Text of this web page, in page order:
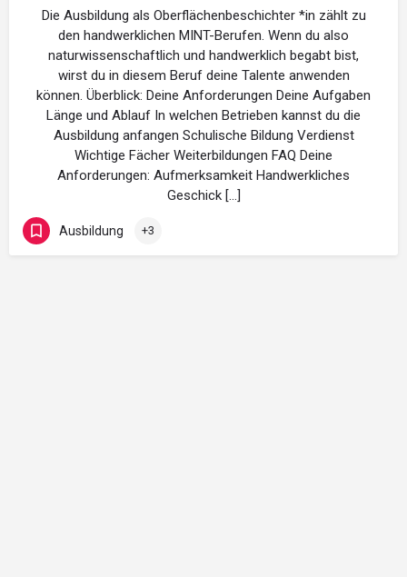
Die Ausbildung als Oberflächenbeschichter *in zählt zu
den handwerklichen MINT-Berufen. Wenn du also
naturwissenschaftlich und handwerklich begabt bist,
wirst du in diesem Beruf deine Talente anwenden
können. Überblick: Deine Anforderungen Deine Aufgaben
Länge und Ablauf In welchen Betrieben kannst du die
Ausbildung anfangen Schulische Bildung Verdienst
Wichtige Fächer Weiterbildungen FAQ Deine
Anforderungen: Aufmerksamkeit Handwerkliches
Geschick […]
Ausbildung +3